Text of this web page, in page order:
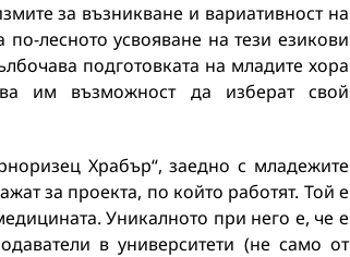
за възникване и вариативност на
лесното усвояване на тези езикови
подготовката на младите хора
им възможност да изберат свой
Храбър“, заедно с младежите
за проекта, по който работят. Той е
Уникалното при него е, че е
в университети (не само от